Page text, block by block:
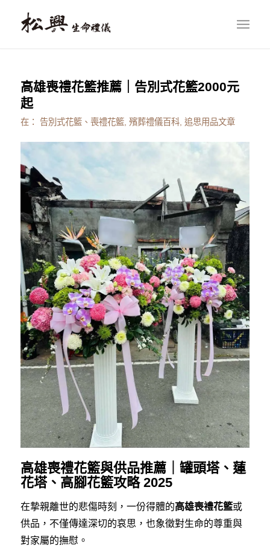
高雄喪禮花籃推薦｜告別式花籃2000元
起
在： 告別式花籃、喪禮花籃, 殯葬禮儀百科, 追思用品文章
高雄喪禮花籃與供品推薦｜罐頭塔、蓮
花塔、高腳花籃攻略 2025
在摯親離世的悲傷時刻，一份得體的高雄喪禮花籃或
供品，不僅傳達深切的哀思，也象徵對生命的尊重與
對家屬的撫慰。